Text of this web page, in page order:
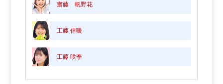
齋藤 帆野花
工藤 倖暖
工藤 咲季